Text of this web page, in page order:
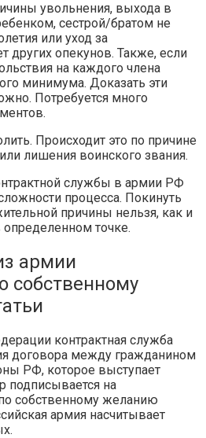
увольнения, выхода в
сестрой/братом не
или уход за
других опекунов. Также, если
на каждого члена
минимума. Доказать эти
Потребуется много
Происходит это по причине
лишения воинского звания.
службы в армии РФ
процесса. Покинуть
причины нельзя, как и
точке.
армии
собственному
контрактная служба
договора между гражданином
РФ, которое выступает
подписывается на
собственному желанию
армия насчитывает